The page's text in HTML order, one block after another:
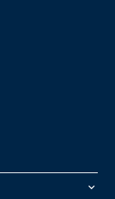
keyboard_arrow_down